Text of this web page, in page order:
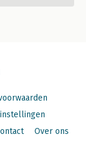
Over ons